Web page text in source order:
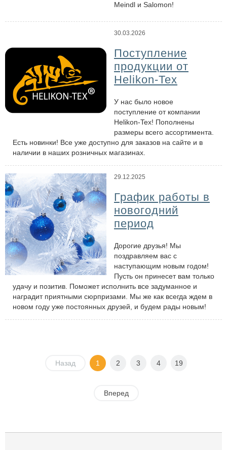
Meindl и Salomon!
30.03.2026
Поступление
продукции от
Helikon-Tex
У нас было новое
поступление от компании
Helikon-Tex! Пополнены
размеры всего ассортимента.
Есть новинки! Все уже доступно для заказов на сайте и в
наличии в наших розничных магазинах.
29.12.2025
График работы в
новогодний
период
Дорогие друзья! Мы
поздравляем вас с
наступающим новым годом!
Пусть он принесет вам только
удачу и позитив. Поможет исполнить все задуманное и
наградит приятными сюрпризами. Мы же как всегда ждем в
новом году уже постоянных друзей, и будем рады новым!
Назад 1 2 3 4 19
Вперед